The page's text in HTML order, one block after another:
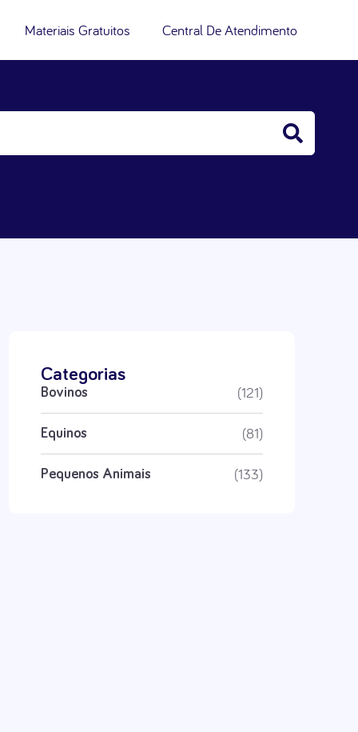
Materiais Gratuitos Central De Atendimento
Categorias
Bovinos (121)
Equinos (81)
Pequenos Animais (133)